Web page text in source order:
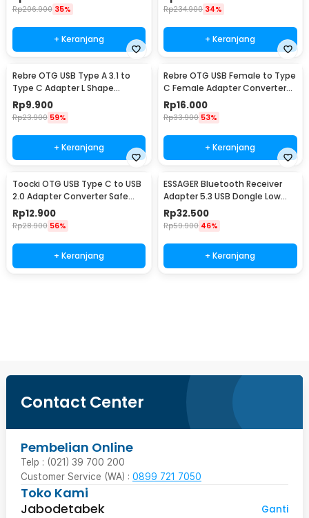
Rp206.900 35%
+ Keranjang
Rp234.900 34%
+ Keranjang
Rebre OTG USB Type A 3.1 to
Type C Adapter L Shape
10Gbps 120W - RB15
Rp9.900
Rp23.900 59%
+ Keranjang
Rebre OTG USB Female to Type
C Female Adapter Converter
10Gbps 120W - RB17
Rp16.000
Rp33.900 53%
+ Keranjang
Toocki OTG USB Type C to USB
2.0 Adapter Converter Safe
Transmission - TZJTCA-XY01
Rp12.900
Rp28.900 56%
+ Keranjang
ESSAGER Bluetooth Receiver
Adapter 5.3 USB Dongle Low
Latency - EBT53-BH01-P
Rp32.500
Rp59.900 46%
+ Keranjang
Contact Center
Pembelian Online
Telp : (021) 39 700 200
Customer Service (WA) : 0899 721 7050
Toko Kami
Jabodetabek
Ganti